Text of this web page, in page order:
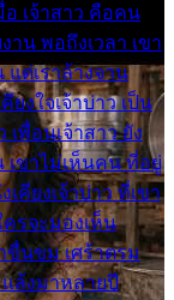
อ เจ้าสาว คือคน
าน พอถึงเวลา เขา
ต่เราล้างจาน
งใจเจ้าบ่าว เป็น
พื่อนเจ้าสาว ยัง
ขาไม่เห็นคน ที่อยู่
คียงเจ้าบ่าว ที่เขา
ครจะมองเห็น
ขื่นขม เศร้าตรม
ล้งมาหลายปี